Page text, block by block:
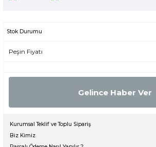
Stok Durumu
Peşin Fiyatı
Gelince Haber Ver
Kurumsal Teklif ve Toplu Sipariş
Biz Kimiz